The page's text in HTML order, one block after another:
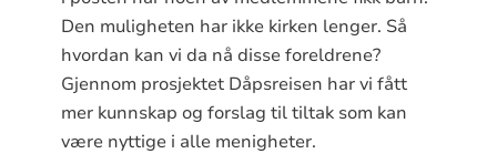
Den muligheten har ikke kirken lenger. Så
hvordan kan vi da nå disse foreldrene?
Gjennom prosjektet Dåpsreisen har vi fått
mer kunnskap og forslag til tiltak som kan
være nyttige i alle menigheter.